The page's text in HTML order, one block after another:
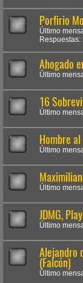
Porfirio
Último
Respuestas:
Ahogado
Último
16
Último
Hombre
Último
Último
JDMG,
Último
Alejandro
(Falcón)
Último